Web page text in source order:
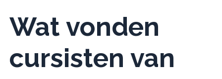
Wat vonden
cursisten van